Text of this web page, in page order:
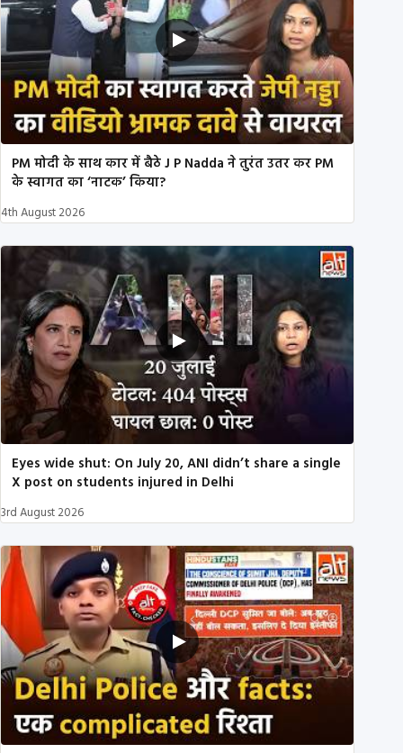
PM मोदी के साथ कार में बैठे J P Nadda ने तुरंत उतर कर PM
के स्वागत का ‘नाटक’ किया?
4th August 2026
Eyes wide shut: On July 20, ANI didn’t share a single
X post on students injured in Delhi
3rd August 2026